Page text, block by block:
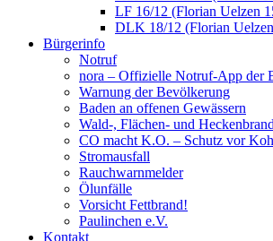
LF 16/12 (Florian Uelzen
DLK 18/12 (Florian
Bürgerinfo
Notruf
nora – Offizielle Notruf-App der
Warnung der Bevölkerung
Baden an offenen Gewässern
Wald-, Flächen- und
CO macht K.O. – Schutz vor
Stromausfall
Rauchwarnmelder
Ölunfälle
Vorsicht Fettbrand!
Paulinchen e.V.
Kontakt